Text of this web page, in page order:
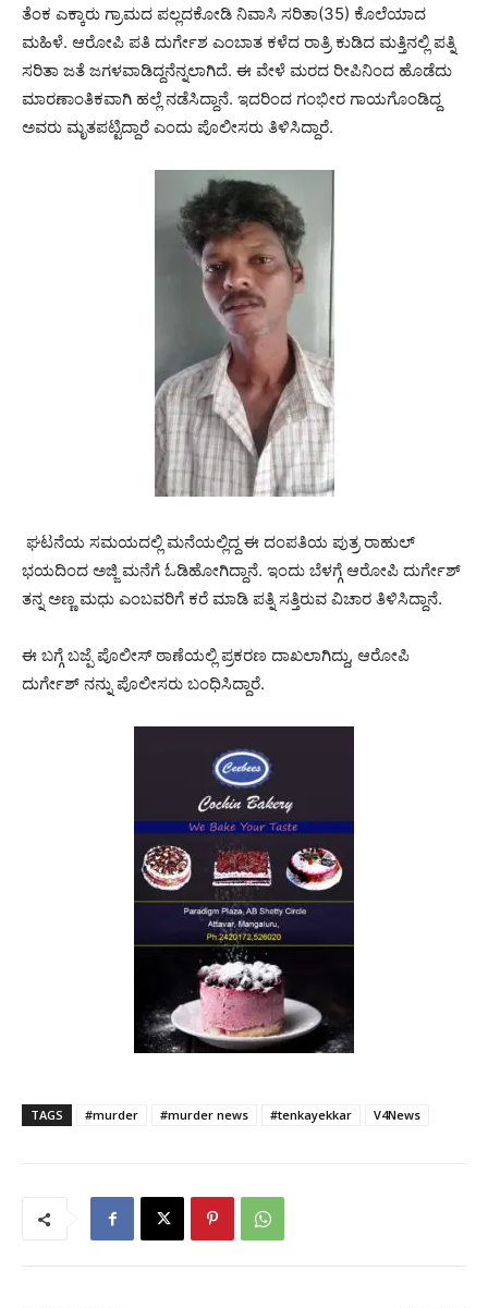
ತೆಂಕ ಎಕ್ಕಾರು ಗ್ರಾಮದ ಪಲ್ಲದಕೋಡಿ ನಿವಾಸಿ ಸರಿತಾ(35) ಕೊಲೆಯಾದ
ಮಹಿಳೆ. ಆರೋಪಿ ಪತಿ ದುರ್ಗೇಶ ಎಂಬಾತ ಕಳೆದ ರಾತ್ರಿ ಕುಡಿದ ಮತ್ತಿನಲ್ಲಿ ಪತ್ನಿ
ಸರಿತಾ ಜತೆ ಜಗಳವಾಡಿದ್ದನೆನ್ನಲಾಗಿದೆ. ಈ ವೇಳೆ ಮರದ ರೀಪಿನಿಂದ ಹೊಡೆದು
ಮಾರಣಾಂತಿಕವಾಗಿ ಹಲ್ಲೆ ನಡೆಸಿದ್ದಾನೆ. ಇದರಿಂದ ಗಂಭೀರ ಗಾಯಗೊಂಡಿದ್ದ
ಅವರು ಮೃತಪಟ್ಟಿದ್ದಾರೆ ಎಂದು ಪೊಲೀಸರು ತಿಳಿಸಿದ್ದಾರೆ.
ಘಟನೆಯ ಸಮಯದಲ್ಲಿ ಮನೆಯಲ್ಲಿದ್ದ ಈ ದಂಪತಿಯ ಪುತ್ರ ರಾಹುಲ್
ಭಯದಿಂದ ಅಜ್ಜಿ ಮನೆಗೆ ಓಡಿಹೋಗಿದ್ದಾನೆ. ಇಂದು ಬೆಳಗ್ಗೆ ಆರೋಪಿ ದುರ್ಗೇಶ್
ತನ್ನ ಅಣ್ಣ ಮಧು ಎಂಬವರಿಗೆ ಕರೆ ಮಾಡಿ ಪತ್ನಿ ಸತ್ತಿರುವ ವಿಚಾರ ತಿಳಿಸಿದ್ದಾನೆ.
ಈ ಬಗ್ಗೆ ಬಜ್ಪೆ ಪೊಲೀಸ್ ಠಾಣೆಯಲ್ಲಿ ಪ್ರಕರಣ ದಾಖಲಾಗಿದ್ದು, ಆರೋಪಿ
ದುರ್ಗೇಶ್ ನನ್ನು ಪೊಲೀಸರು ಬಂಧಿಸಿದ್ದಾರೆ.
TAGS #murder #murder news #tenkayekkar V4News